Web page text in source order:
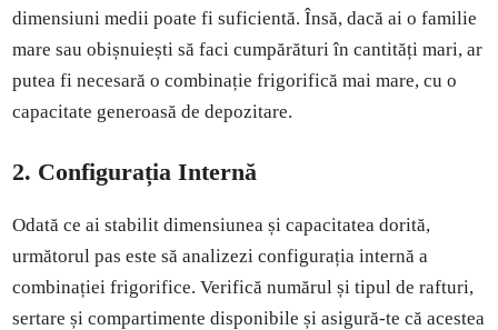
dimensiuni medii poate fi suficientă. Însă, dacă ai o familie
mare sau obișnuiești să faci cumpărături în cantități mari, ar
putea fi necesară o combinație frigorifică mai mare, cu o
capacitate generoasă de depozitare.
2. Configurația Internă
Odată ce ai stabilit dimensiunea și capacitatea dorită,
următorul pas este să analizezi configurația internă a
combinației frigorifice. Verifică numărul și tipul de rafturi,
sertare și compartimente disponibile și asigură-te că acestea